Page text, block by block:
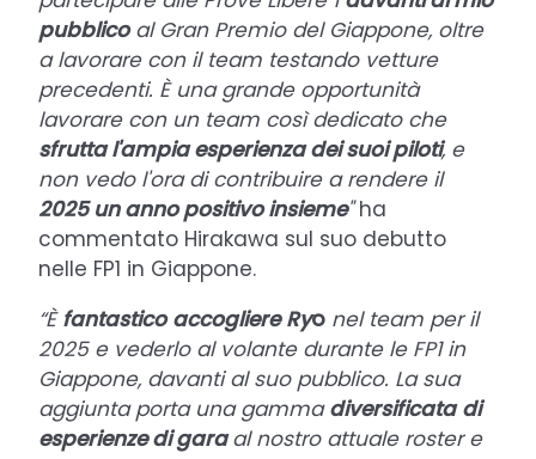
pubblicoal Gran Premio del Giappone, oltre
a lavorare con il team testando vetture
precedenti. È una grande opportunità
lavorare con un team così dedicato che
sfrutta l'ampia esperienza dei suoi piloti, e
non vedo l'ora di contribuire a rendere il
2025 un anno positivo insieme"ha
commentato Hirakawa sul suo debutto
nelle FP1 in Giappone.
“Èfantastico accogliere Ryo nel team per il
2025 e vederlo al volante durante le FP1 in
Giappone, davanti al suo pubblico. La sua
aggiunta porta una gammadiversificata di
esperienze di garaal nostro attuale roster e